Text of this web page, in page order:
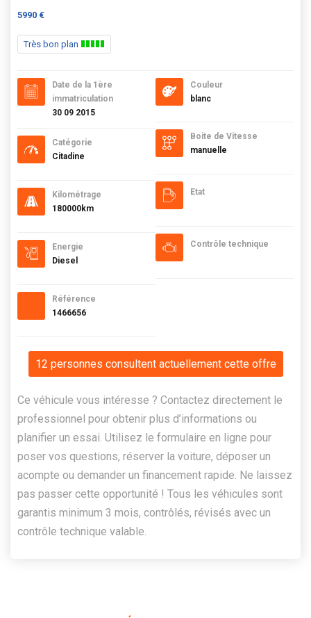
5990 €
Très bon plan
Date de la 1ère
immatriculation
30 09 2015
Catégorie
Citadine
Kilométrage
180000km
Energie
Diesel
Référence
1466656
Couleur
blanc
Boite de Vitesse
manuelle
Etat
Contrôle technique
12 personnes consultent actuellement cette offre
Ce véhicule vous intéresse ? Contactez directement le
professionnel pour obtenir plus d’informations ou
planifier un essai. Utilisez le formulaire en ligne pour
poser vos questions, réserver la voiture, déposer un
acompte ou demander un financement rapide. Ne laissez
pas passer cette opportunité ! Tous les véhicules sont
garantis minimum 3 mois, contrôlés, révisés avec un
contrôle technique valable.